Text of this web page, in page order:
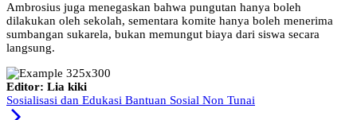
Ambrosius juga menegaskan bahwa pungutan hanya boleh
dilakukan oleh sekolah, sementara komite hanya boleh menerima
sumbangan sukarela, bukan memungut biaya dari siswa secara
langsung.
Editor: Lia kiki
Sosialisasi dan Edukasi Bantuan Sosial Non Tunai